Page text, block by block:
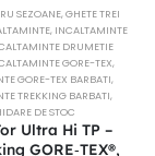
SEZOANE,GHETE TREI
, INCALTAMINTE
DRUMETIE
GORE-TEX,
GORE-TEX BARBATI,
TREKKING BARBATI,
DE STOC
Ultra Hi TP –
GORE‑TEX®,